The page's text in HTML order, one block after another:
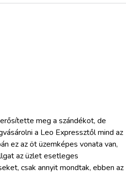
meg a szándékot, de
a Leo Expressztől mind az
ez az öt üzemképes vonata van,
az üzlet esetleges
csak annyit mondtak, ebben az